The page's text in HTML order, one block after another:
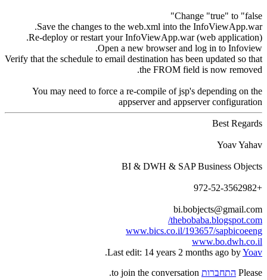
Change "true" to "false"
Save the changes to the web.xml into the InfoViewApp.war.
Re-deploy or restart your InfoViewApp.war (web application).
Open a new browser and log in to Infoview.
Verify that the schedule to email destination has been updated so that
the FROM field is now removed.
You may need to force a re-compile of jsp's depending on the
appserver and appserver configuration
Best Regards
Yoav Yahav
BI & DWH & SAP Business Objects
+972-52-3562982
bi.bobjects@gmail.com
thebobaba.blogspot.com/
www.bics.co.il/193657/sapbicoeeng
www.bo.dwh.co.il
Last edit: 14 years 2 months ago byYoav
.
Please התחברות